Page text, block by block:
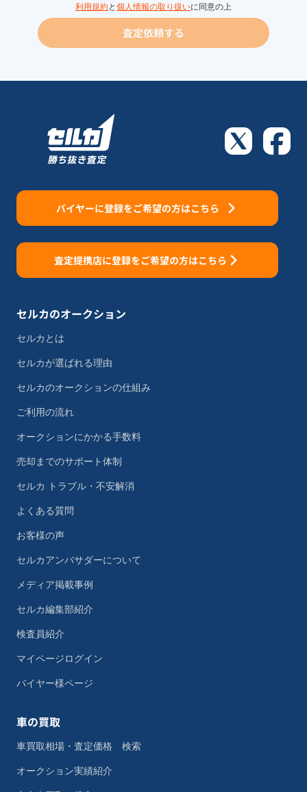
利用規約と 個人情報の取り扱いに同意の上
査定依頼する
バイヤーに登録をご希望の方はこちら
査定提携店に登録をご希望の方はこちら
セルカのオークション
セルカとは
セルカが選ばれる理由
セルカのオークションの仕組み
ご利用の流れ
オークションにかかる手数料
売却までのサポート体制
セルカ トラブル・不安解消
よくある質問
お客様の声
セルカアンバサダーについて
メディア掲載事例
セルカ編集部紹介
検査員紹介
マイページログイン
バイヤー様ページ
車の買取
車買取相場・査定価格 検索
オークション実績紹介